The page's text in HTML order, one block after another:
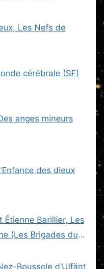
Les Nefs de
cérébrale (SF)
anges mineurs
des dieux
Étienne Barillier, Les
(Les Brigades du
Boussole d’Ulfänt